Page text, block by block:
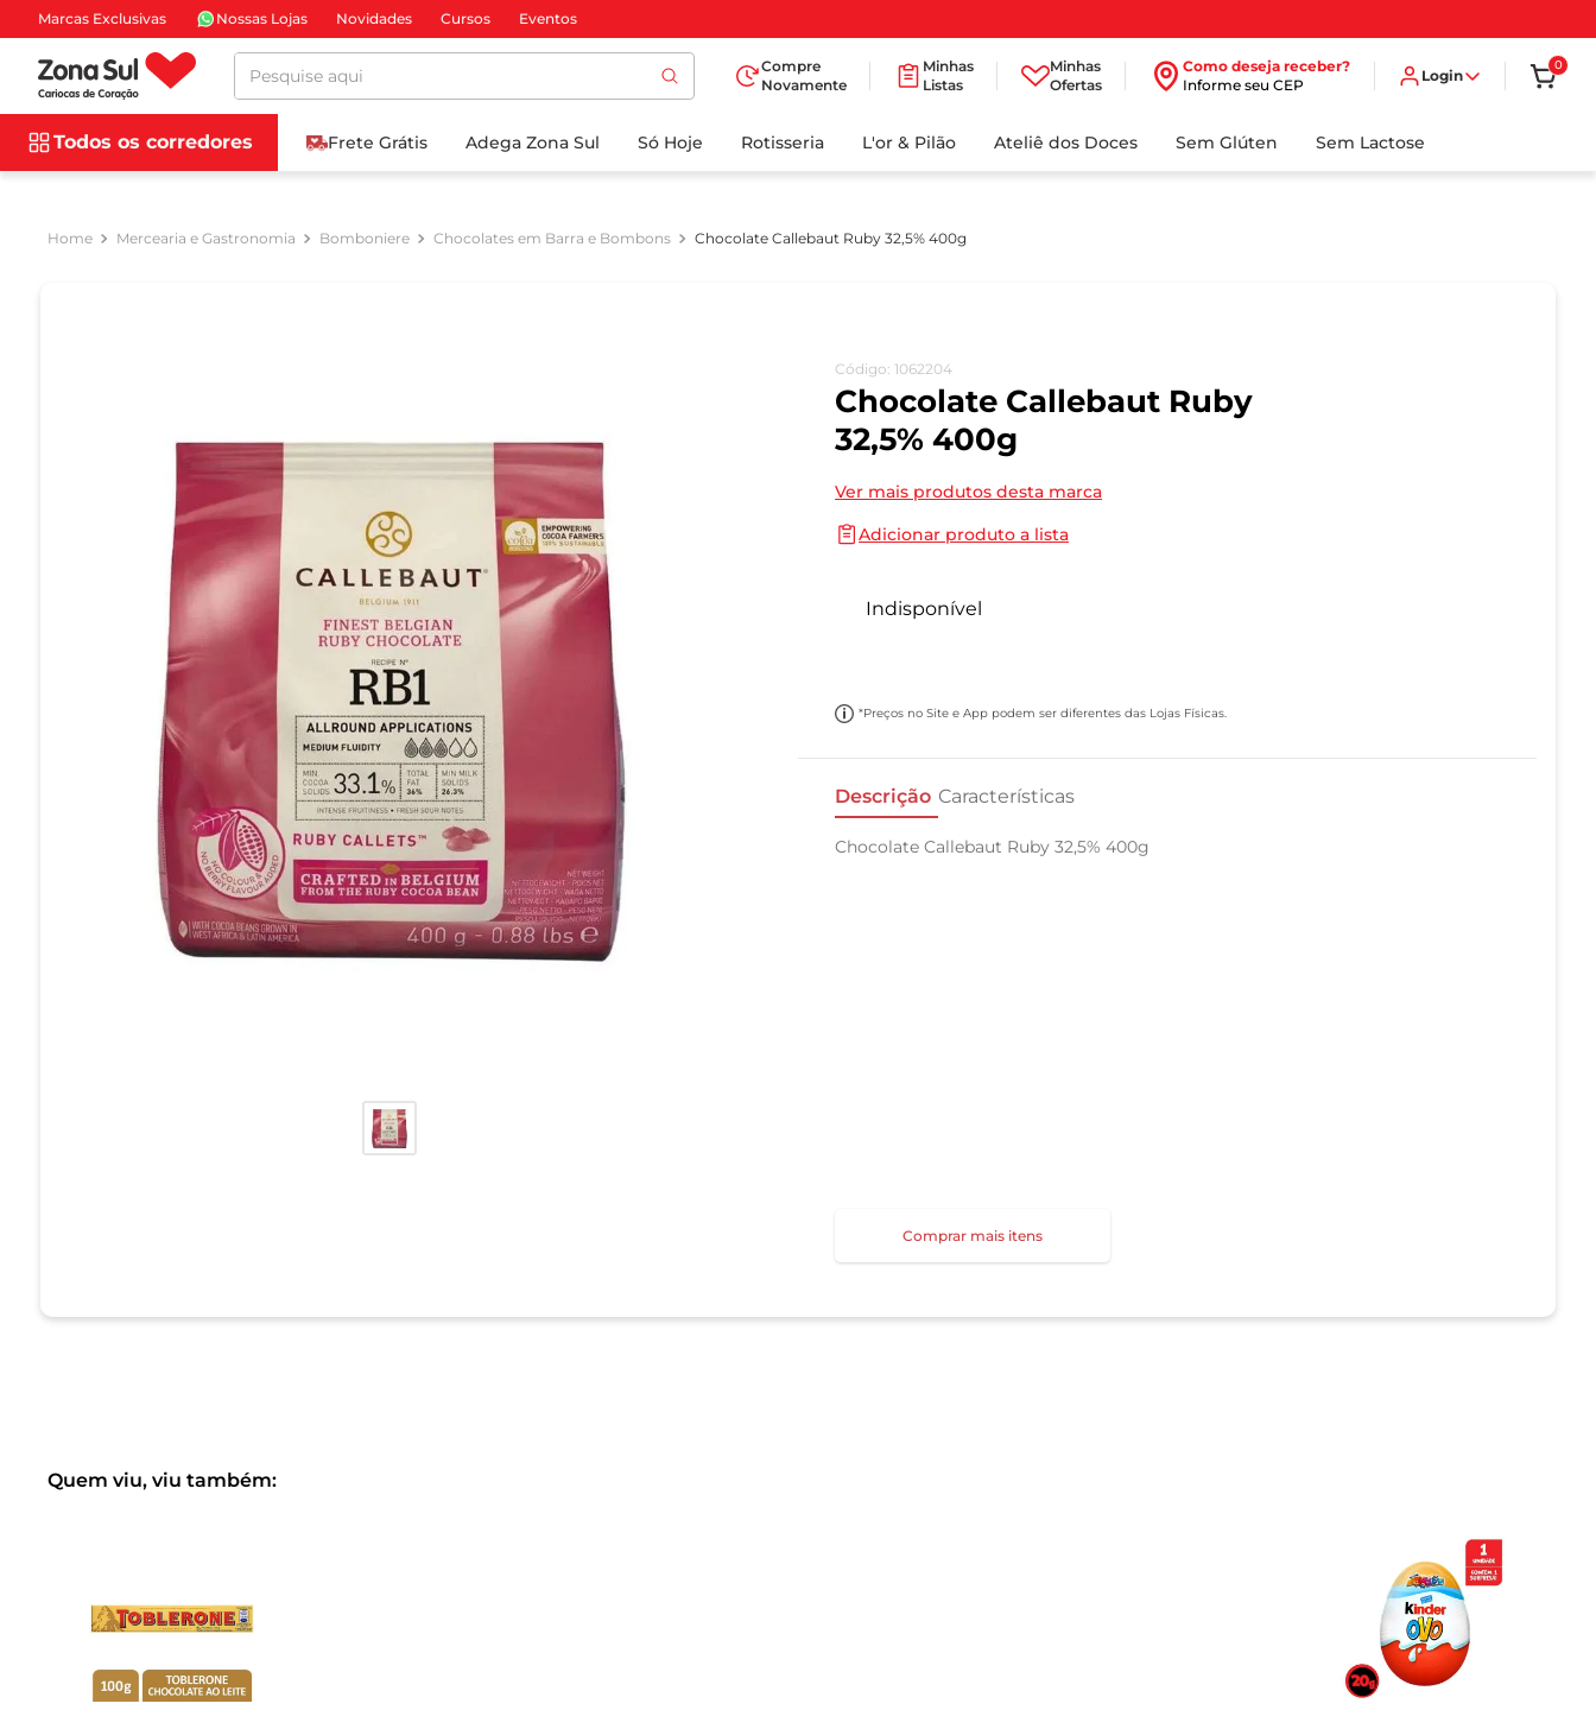
Marcas Exclusivas Nossas Lojas Novidades Cursos Eventos
Pesquise aqui
Compre
Novamente
Minhas
Listas
Minhas
Ofertas
Como deseja receber?
Informe seu CEP
Login
0
Todos os corredores Frete Grátis Adega Zona Sul Só Hoje Rotisseria L'or & Pilão Ateliê dos Doces Sem Glúten Sem Lactose
Mercearia e Gastronomia Bomboniere Chocolates em Barra e Bombons Chocolate Callebaut Ruby 32,5% 400g
Código: 1062204
Chocolate Callebaut Ruby
32,5% 400g
Ver mais produtos desta marca
Adicionar produto a lista
Indisponível
*Preços no Site e App podem ser diferentes das Lojas Físicas.
Descrição Características
Chocolate Callebaut Ruby 32,5% 400g
Comprar mais itens
Quem viu, viu também:
BUSCADOS